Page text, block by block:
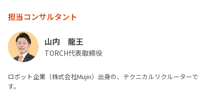
担当コンサルタント
山内 龍王
TORCH代表取締役
ロボット企業（株式会社Mujin）出身の、テクニカルリクルーターで
す。